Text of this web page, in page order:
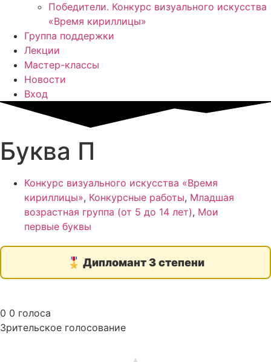
Победители. Конкурс визуального искусства
«Время кириллицы»
Группа поддержки
Лекции
Мастер-классы
Новости
Вход
Буква П
Конкурс визуального искусства «Время
кириллицы», Конкурсные работы, Младшая
возрастная группа (от 5 до 14 лет), Мои
первые буквы
🎖️ Дипломант 3 степени
0 0 голоса
Зрительское голосование